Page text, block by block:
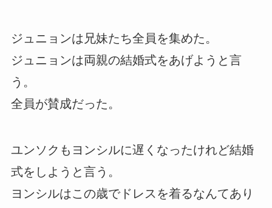
ジュニョンは兄妹たち全員を集めた。
ジュニョンは両親の結婚式をあげようと言
う。
全員が賛成だった。
ユンソクもヨンシルに遅くなったけれど結婚
式をしようと言う。
ヨンシルはこの歳でドレスを着るなんてあり